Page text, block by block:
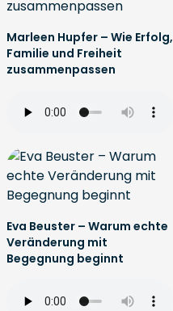
Marleen Hupfer – Wie Erfolg,
Familie und Freiheit
zusammenpassen
Eva Beuster – Warum echte
Veränderung mit
Begegnung beginnt